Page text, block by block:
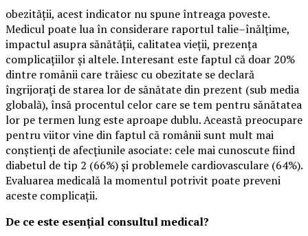
obezității, acest indicator nu spune întreaga poveste.
Medicul poate lua în considerare raportul talie–înălțime,
impactul asupra sănătății, calitatea vieții, prezența
complicațiilor și altele. Interesant este faptul că doar 20%
dintre românii care trăiesc cu obezitate se declară
îngrijorați de starea lor de sănătate din prezent (sub media
globală), însă procentul celor care se tem pentru sănătatea
lor pe termen lung este aproape dublu. Această preocupare
pentru viitor vine din faptul că românii sunt mult mai
conștienți de afecțiunile asociate: cele mai cunoscute fiind
diabetul de tip 2 (66%) și problemele cardiovasculare (64%).
Evaluarea medicală la momentul potrivit poate preveni
aceste complicații.
De ce este esențial consultul medical?